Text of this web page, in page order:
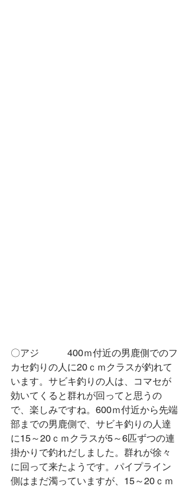
〇アジ　　　400ｍ付近の男鹿側でのフ
カセ釣りの人に20ｃｍクラスが釣れて
います。サビキ釣りの人は、コマセが
効いてくると群れが回ってと思うの
で、楽しみですね。600ｍ付近から先端
部までの男鹿側で、サビキ釣りの人達
に15～20ｃｍクラスが5～6匹ずつの連
掛かりで釣れだしました。群れが徐々
に回って来たようです。パイプライン
側はまだ濁っていますが、15～20ｃｍ